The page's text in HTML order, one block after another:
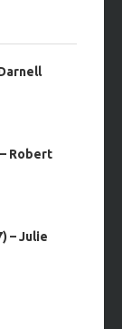
Robert
– Julie